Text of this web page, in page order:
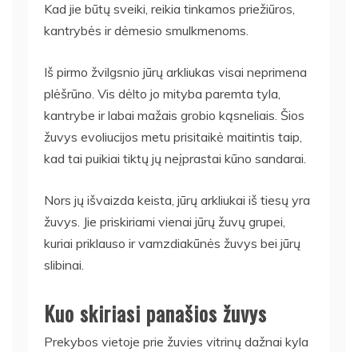
Kad jie būtų sveiki, reikia tinkamos priežiūros,
kantrybės ir dėmesio smulkmenoms.
Iš pirmo žvilgsnio jūrų arkliukas visai neprimena
plėšrūno. Vis dėlto jo mityba paremta tyla,
kantrybe ir labai mažais grobio kąsneliais. Šios
žuvys evoliucijos metu prisitaikė maitintis taip,
kad tai puikiai tiktų jų neįprastai kūno sandarai.
Nors jų išvaizda keista, jūrų arkliukai iš tiesų yra
žuvys. Jie priskiriami vienai jūrų žuvų grupei,
kuriai priklauso ir vamzdiakūnės žuvys bei jūrų
slibinai.
Kuo skiriasi panašios žuvys
Prekybos vietoje prie žuvies vitrinų dažnai kyla